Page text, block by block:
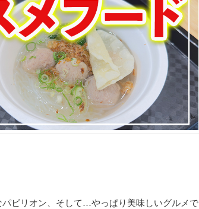
ビリオン、そして…やっぱり美味しいグルメで